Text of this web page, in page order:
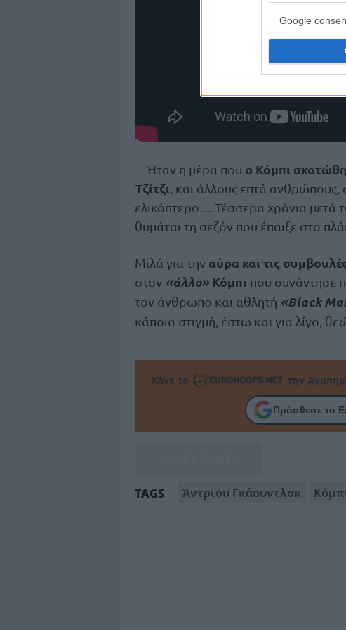
Google
Ήταν η μέρα που ο Κόμπι
Τζίτζι, και άλλους επτά
ελικόπτερο… Τέσσερα χρόνια μετά
θυμάται τη σεζόν που έπαιξε στο
Μιλά για την αύρα και τις
στον «άλλο» Κόμπι που συνάντησε
τον άνθρωπο και αθλητή «Black
κάποια στιγμή, έστω και για λίγο,
Κάνε το την
Πρόσθεσε το
TAGS Άντριου Γκάουντλοκ